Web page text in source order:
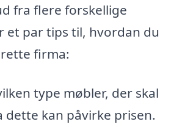
fra flere forskellige
et par tips til, hvordan du
firma:
type møbler, der skal
dette kan påvirke prisen.